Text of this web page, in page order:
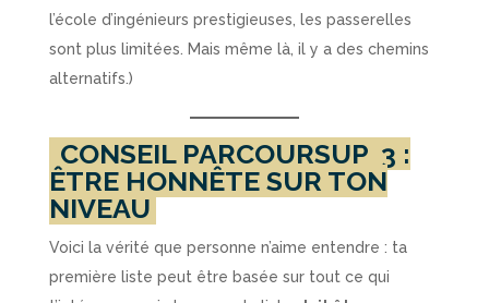
l’école d’ingénieurs prestigieuses, les passerelles
sont plus limitées. Mais même là, il y a des chemins
alternatifs.)
CONSEIL PARCOURSUP 3 :
ÊTRE HONNÊTE SUR TON
NIVEAU
Voici la vérité que personne n’aime entendre : ta
première liste peut être basée sur tout ce qui